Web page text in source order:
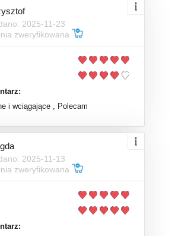
2025-11-23
zweryfikowana
i wciągające , Polecam
2025-11-13
zweryfikowana